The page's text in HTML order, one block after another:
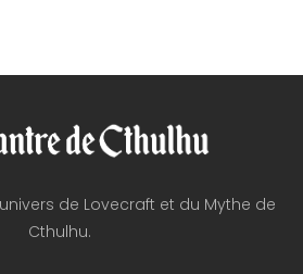
de Lovecraft et du Mythe de
Cthulhu.